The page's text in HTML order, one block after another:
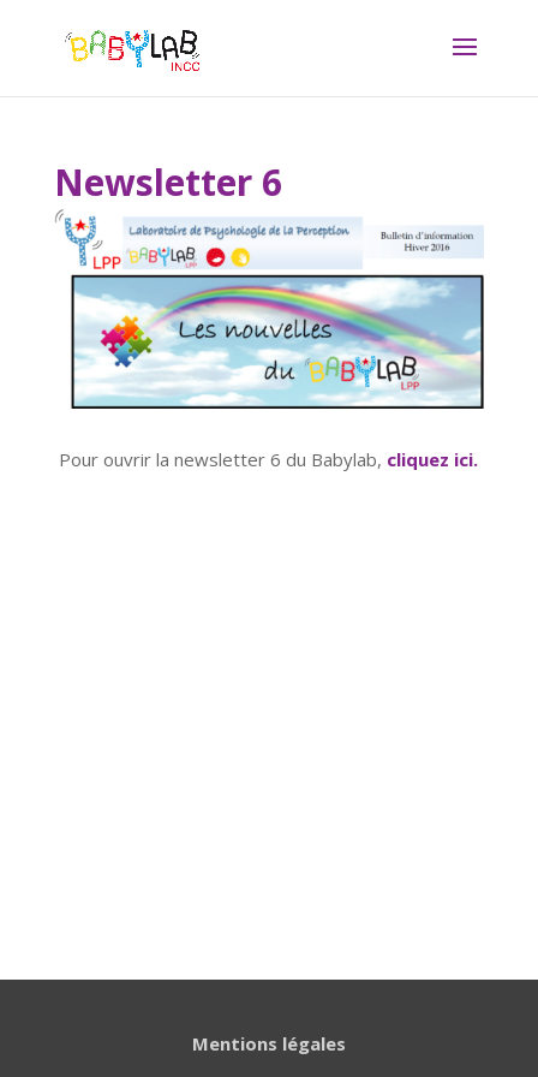
Newsletter 6
Pour ouvrir la newsletter 6 du Babylab, cliquez ici.
Mentions légales